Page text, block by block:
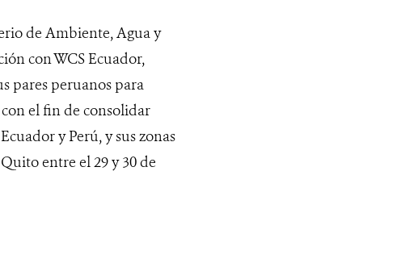
de Ambiente, Agua y
con WCS Ecuador,
pares peruanos para
el fin de consolidar
y Perú, y sus zonas
entre el 29 y 30 de